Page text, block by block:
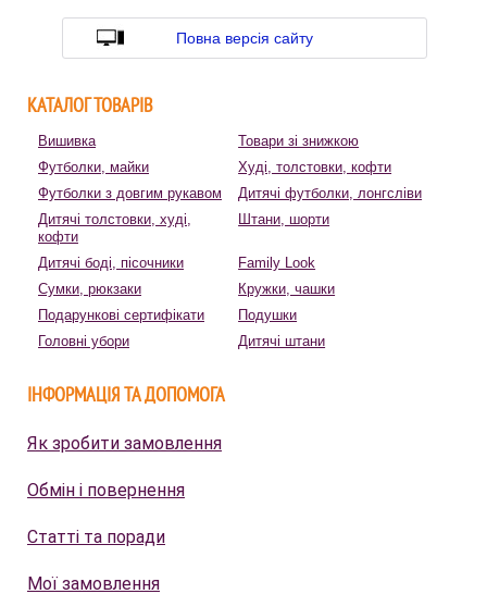
Повна версія сайту
КАТАЛОГ ТОВАРІВ
Вишивка
Товари зі знижкою
Футболки, майки
Худі, толстовки, кофти
Футболки з довгим рукавом
Дитячі футболки, лонгсліви
Дитячі толстовки, худі,
кофти
Штани, шорти
Дитячі боді, пісочники
Family Look
Сумки, рюкзаки
Кружки, чашки
Подарункові сертифікати
Подушки
Головні убори
Дитячі штани
ІНФОРМАЦІЯ ТА ДОПОМОГА
Як зробити замовлення
Обмін і повернення
Статті та поради
Мої замовлення